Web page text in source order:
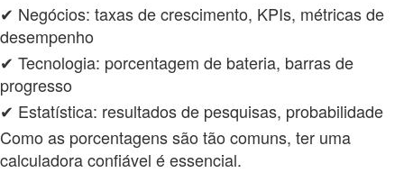
✔ Negócios: taxas de crescimento, KPIs, métricas de
desempenho
✔ Tecnologia: porcentagem de bateria, barras de
progresso
✔ Estatística: resultados de pesquisas, probabilidade
Como as porcentagens são tão comuns, ter uma
calculadora confiável é essencial.